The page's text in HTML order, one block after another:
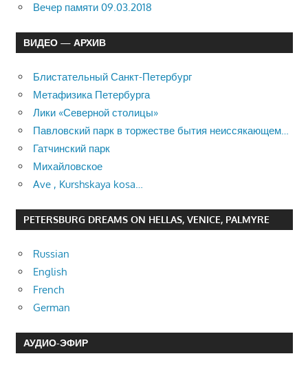
Вечер памяти 09.03.2018
ВИДЕО — АРХИВ
Блистательный Санкт-Петербург
Метафизика Петербурга
Лики «Северной столицы»
Павловский парк в торжестве бытия неиссякающем…
Гатчинский парк
Михайловское
Ave , Kurshskaya kosa…
PETERSBURG DREAMS ON HELLAS, VENICE, PALMYRE
Russian
English
French
German
АУДИО-ЭФИР